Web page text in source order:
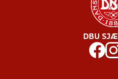
DBU